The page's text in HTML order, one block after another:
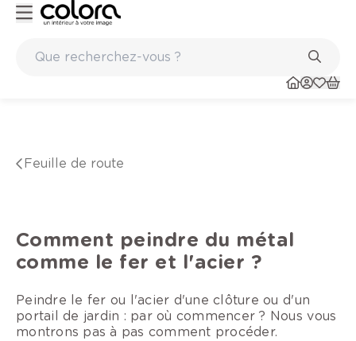
Feuille de route
Comment peindre du métal
comme le fer et l'acier ?
Peindre le fer ou l'acier d'une clôture ou d'un
portail de jardin : par où commencer ? Nous vous
montrons pas à pas comment procéder.